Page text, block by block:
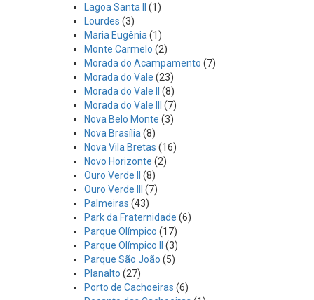
Lagoa Santa II
(1)
Lourdes (3)
Maria Eugênia (1)
Monte Carmelo (2)
Morada do Acampamento (7)
Morada do Vale (23)
Morada do Vale II
(8)
Morada do Vale III
(7)
Nova Belo Monte (3)
Nova Brasília (8)
Nova Vila Bretas (16)
Novo Horizonte (2)
Ouro Verde II
(8)
Ouro Verde III
(7)
Palmeiras (43)
Park da Fraternidade (6)
Parque Olímpico (17)
Parque Olímpico II
(3)
Parque São João (5)
Planalto (27)
Porto de Cachoeiras (6)